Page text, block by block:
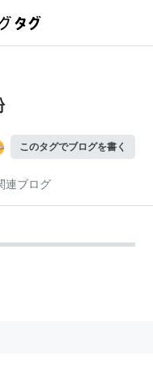
このタグでブログを書く
連ブログ